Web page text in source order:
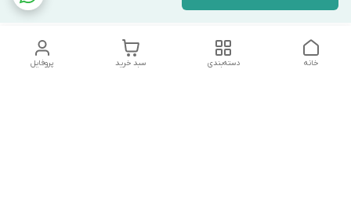
پروفایل سبد خرید دسته‌بندی خانه